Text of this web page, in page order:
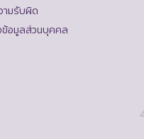
ามรับผิด
ข้อมูลส่วนบุคคล